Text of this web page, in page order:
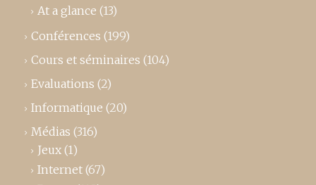
At a glance (13)
Conférences (199)
Cours et séminaires (104)
Evaluations (2)
Informatique (20)
Médias (316)
Jeux (1)
Internet (67)